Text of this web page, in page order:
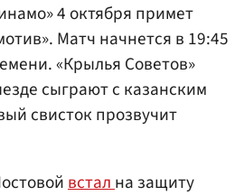
4 октября примет
Матч начнется в 19:45
«Крылья Советов»
сыграют с казанским
свисток прозвучит
встална защиту